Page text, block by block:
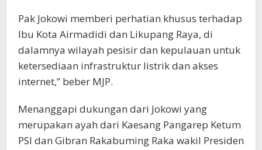
Pak Jokowi memberi perhatian khusus terhadap
Ibu Kota Airmadidi dan Likupang Raya, di
dalamnya wilayah pesisir dan kepulauan untuk
ketersediaan infrastruktur listrik dan akses
internet,” beber MJP.
Menanggapi dukungan dari Jokowi yang
merupakan ayah dari Kaesang Pangarep Ketum
PSI dan Gibran Rakabuming Raka wakil Presiden